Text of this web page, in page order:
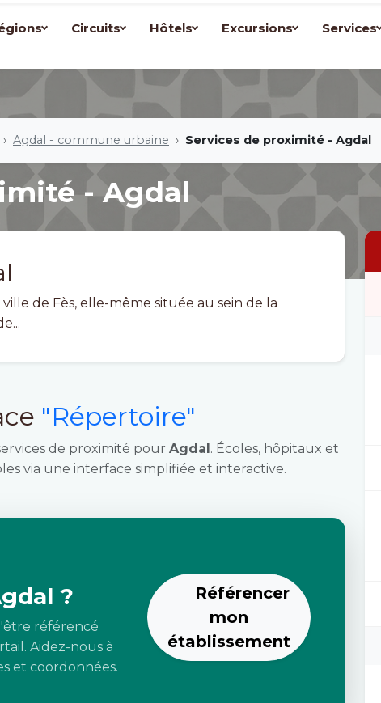
Circuits Hôtels Excursions Services
Agdal - commune urbaine Services de proximité - Agdal
- Agdal
de Fès, elle-même située au sein de la
"Répertoire"
de proximité pour Agdal. Écoles, hôpitaux et
via une interface simplifiée et interactive.
?
référencé
Aidez-nous à
et coordonnées.
Référencer
mon
établissement